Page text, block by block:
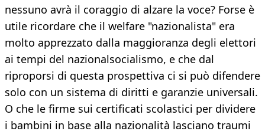
nessuno avrà il coraggio di alzare la voce? Forse è
utile ricordare che il welfare "nazionalista" era
molto apprezzato dalla maggioranza degli elettori
ai tempi del nazionalsocialismo, e che dal
riproporsi di questa prospettiva ci si può difendere
solo con un sistema di diritti e garanzie universali.
O che le firme sui certificati scolastici per dividere
i bambini in base alla nazionalità lasciano traumi